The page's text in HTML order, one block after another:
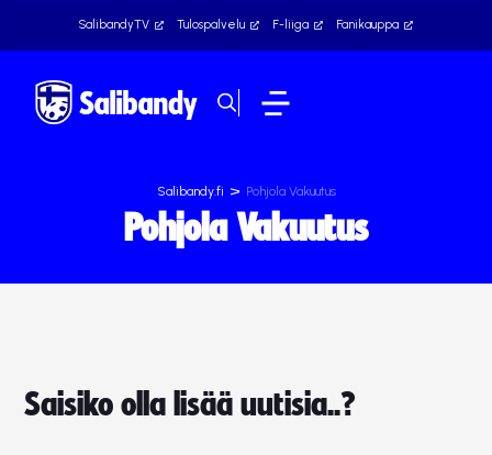
SalibandyTV Tulospalvelu F-liiga Fanikauppa
Salibandy.fi > Pohjola Vakuutus
Pohjola Vakuutus
Saisiko olla lisää uutisia..?